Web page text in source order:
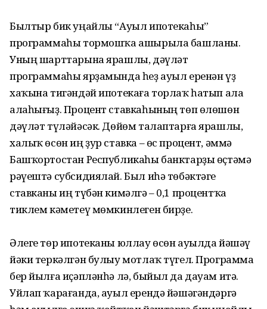
Былтыр бик уңайлы “Ауыл ипотекаһы”
программаһы тор­мошҡа ашырыла башланы.
Уның шарттарына ярашлы, дәүләт
программаһы ярҙамында һеҙ ауыл еренән үҙ
хаҡына тигәндәй ипо­текаға торлаҡ һатып ала
алаһығыҙ. Процент ставкаһының төп өлөшөн
дәүләт түләйәсәк. Дөйөм талап­тарға ярашлы,
халыҡ өсөн иң ҙур ставка – өс процент, әммә
Баш­ҡортостан Республикаһы банк­тарҙы өҫтәмә
рәүештә субсидиялай. Был иһә төбәктәге
ставканы иң түбән кимәлгә – 0,1 про­центҡа
тиклем кәметеү мөмкин­леген бирҙе.
Әлеге төр ипотеканы юллау өсөн ауылда йәшәү
йәки теркәлгән булыу мотлаҡ түгел. Программа
бер йылға иҫәпләнһә лә, быйыл да дауам итә.
Уйлап ҡарағанда, ауыл ерендә йәшәгәндәргә